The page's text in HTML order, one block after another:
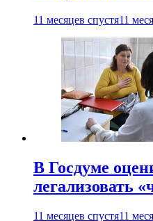
11 месяцев спустя11
В Госдуме
легализовать
11 месяцев спустя11